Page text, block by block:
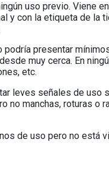
uso previo. Viene
y con la etiqueta de la
podría presentar
muy cerca. En
etc.
leves señales de uso
no manchas, roturas o
de uso pero no está